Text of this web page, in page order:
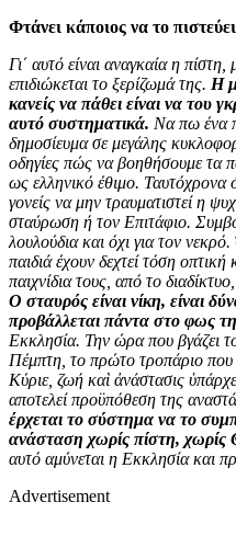
Φτάνει κάποιος να το
Γι΄ αυτό είναι αναγκαία η
επιδιώκεται το ξερίζωμά της. Η
κανείς να πάθει είναι να του
αυτό συστηματικά. Να πω ένα
δημοσίευμα σε μεγάλης
οδηγίες πώς να βοηθήσουμε τα
ως ελληνικό έθιμο. Ταυτόχρονα
γονείς να μην τραυματιστεί η
σταύρωση ή τον Επιτάφιο.
λουλούδια και όχι για τον
παιδιά έχουν δεχτεί τόση
παιχνίδια τους, από το
Ο σταυρός είναι νίκη, είναι
προβάλλεται πάντα στο φως
Εκκλησία. Την ώρα που βγάζει
Πέμπτη, το πρώτο τροπάριο που
Κύριε, ζωή καὶ ἀνάστασις
αποτελεί προϋπόθεση της
έρχεται το σύστημα να το
ανάσταση χωρίς πίστη, χωρίς
αυτό αμύνεται η Εκκλησία και
Advertisement